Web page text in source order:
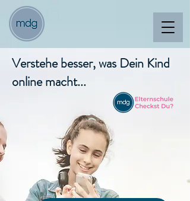
Verstehe besser, was Dein Kind
online macht...